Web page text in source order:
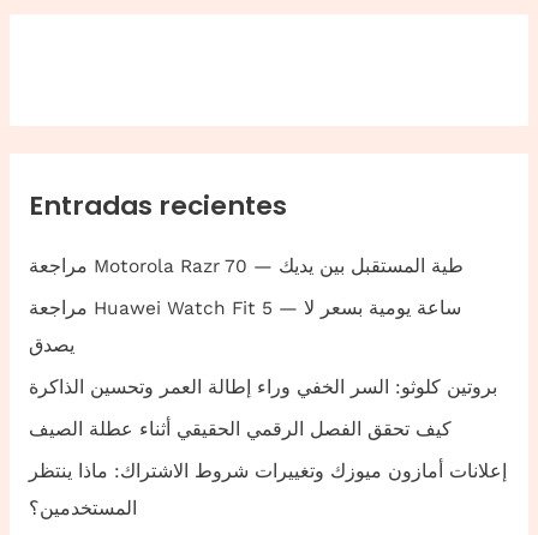
Entradas recientes
مراجعة Motorola Razr 70 — طية المستقبل بين يديك
مراجعة Huawei Watch Fit 5 — ساعة يومية بسعر لا
يصدق
بروتين كلوثو: السر الخفي وراء إطالة العمر وتحسين الذاكرة
كيف تحقق الفصل الرقمي الحقيقي أثناء عطلة الصيف
إعلانات أمازون ميوزك وتغييرات شروط الاشتراك: ماذا ينتظر
المستخدمين؟